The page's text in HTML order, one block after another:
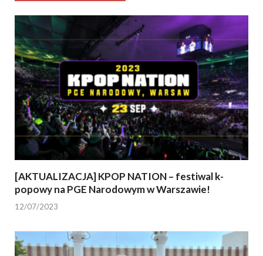
[AKTUALIZACJA] KPOP NATION – festiwal k-
popowy na PGE Narodowym w Warszawie!
12/07/2023